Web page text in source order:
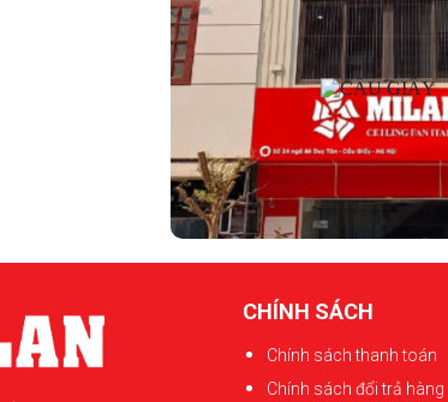
CHÍNH SÁCH
Chính sách thanh toán
Chính sách đổi trả hàng